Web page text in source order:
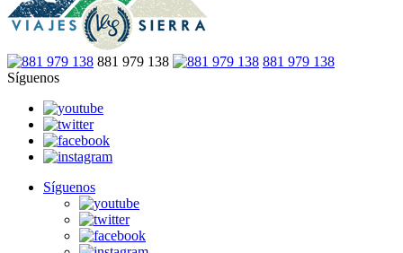
881 979 138
881 979 138
Síguenos
Síguenos